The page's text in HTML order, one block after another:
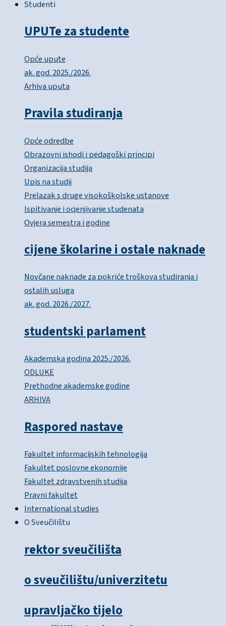
Studenti
UPUTe za studente
Opće upute
ak. god. 2025./2026.
Arhiva uputa
Pravila studiranja
Opće odredbe
Obrazovni ishodi i pedagoški principi
Organizacija studija
Upis na studij
Prelazak s druge visokoškolske ustanove
Ispitivanje i ocjenjivanje studenata
Ovjera semestra i godine
cijene školarine i ostale naknade
Novčane naknade za pokriće troškova studiranja i
ostalih usluga
ak. god. 2026./2027.
studentski parlament
Akademska godina 2025./2026.
ODLUKE
Prethodne akademske godine
ARHIVA
Raspored nastave
Fakultet informacijskih tehnologija
Fakultet poslovne ekonomije
Fakultet zdravstvenih studija
Pravni fakultet
International studies
O Sveučilištu
rektor sveučilišta
o sveučilištu/univerzitetu
upravljačko tijelo